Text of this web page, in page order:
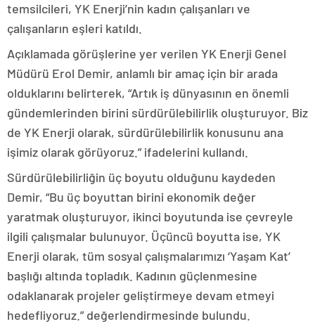
temsilcileri, YK Enerji’nin kadın çalışanları ve
çalışanların eşleri katıldı.
Açıklamada görüşlerine yer verilen YK Enerji Genel
Müdürü Erol Demir, anlamlı bir amaç için bir arada
olduklarını belirterek, “Artık iş dünyasının en önemli
gündemlerinden birini sürdürülebilirlik oluşturuyor. Biz
de YK Enerji olarak, sürdürülebilirlik konusunu ana
işimiz olarak görüyoruz.” ifadelerini kullandı.
Sürdürülebilirliğin üç boyutu olduğunu kaydeden
Demir, “Bu üç boyuttan birini ekonomik değer
yaratmak oluşturuyor, ikinci boyutunda ise çevreyle
ilgili çalışmalar bulunuyor. Üçüncü boyutta ise, YK
Enerji olarak, tüm sosyal çalışmalarımızı ‘Yaşam Kat’
başlığı altında topladık. Kadının güçlenmesine
odaklanarak projeler geliştirmeye devam etmeyi
hedefliyoruz.” değerlendirmesinde bulundu.